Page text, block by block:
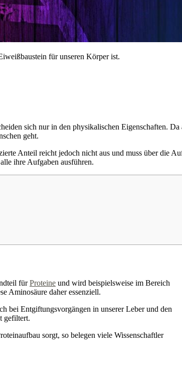
für unseren Körper ist.
sich nur in den physikalischen Eigenschaften.
geht.
Anteil reicht jedoch nicht aus und muss über die
ihre Aufgaben ausführen.
fürProteine und wird beispielsweise im Bereich
Aminosäure daher essenziell.
bei Entgiftungsvorgängen in unserer Leber und den
gefiltert.
sorgt, so belegen viele Wissenschaftler